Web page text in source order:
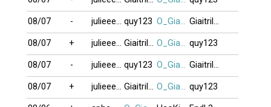
08/07 - julieeeb0o quy123 O_GiaBuiDoi Giaitrilavui
08/07 + julieeeb0o Giaitrilavui O_GiaBuiDoi quy123
08/07 - julieeeb0o quy123 O_GiaBuiDoi Giaitrilavui
08/07 + julieeeb0o Giaitrilavui O_GiaBuiDoi quy123